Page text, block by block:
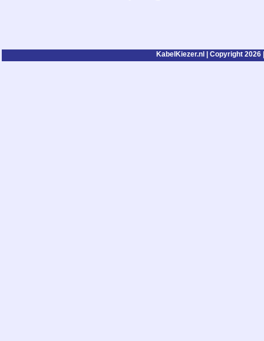
KabelKiezer.nl | Copyright 2026